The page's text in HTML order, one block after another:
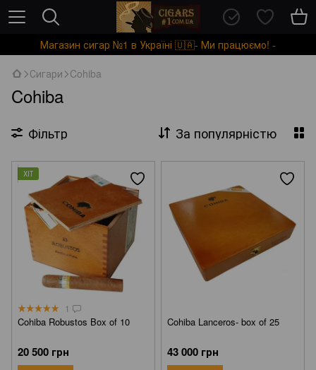
Магазин сигар №1 в Україні 🇺🇦- Ми працюємо! -
Сигари Cohiba
Cohiba
Фільтр За популярністю
ХІТ
1
Cohiba Robustos Box of 10
20 500 грн
Cohiba Lanceros- box of 25
43 000 грн